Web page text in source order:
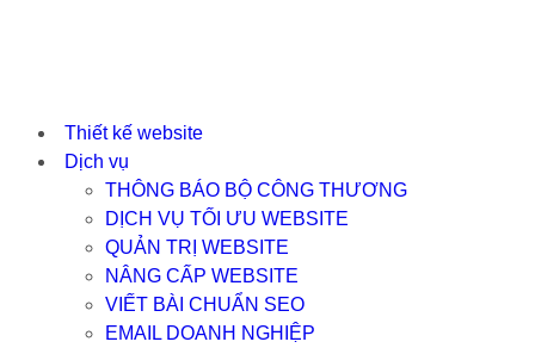
Thiết kế website
Dịch vụ
THÔNG BÁO BỘ CÔNG THƯƠNG
DỊCH VỤ TỐI ƯU WEBSITE
QUẢN TRỊ WEBSITE
NÂNG CẤP WEBSITE
VIẾT BÀI CHUẨN SEO
EMAIL DOANH NGHIỆP